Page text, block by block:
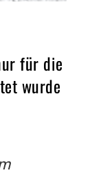
für die
wurde